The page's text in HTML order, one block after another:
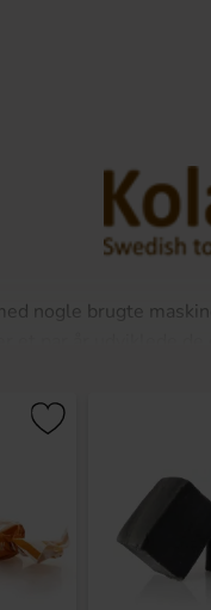
nogle brugte
et par år udviklede
karamel og fudge